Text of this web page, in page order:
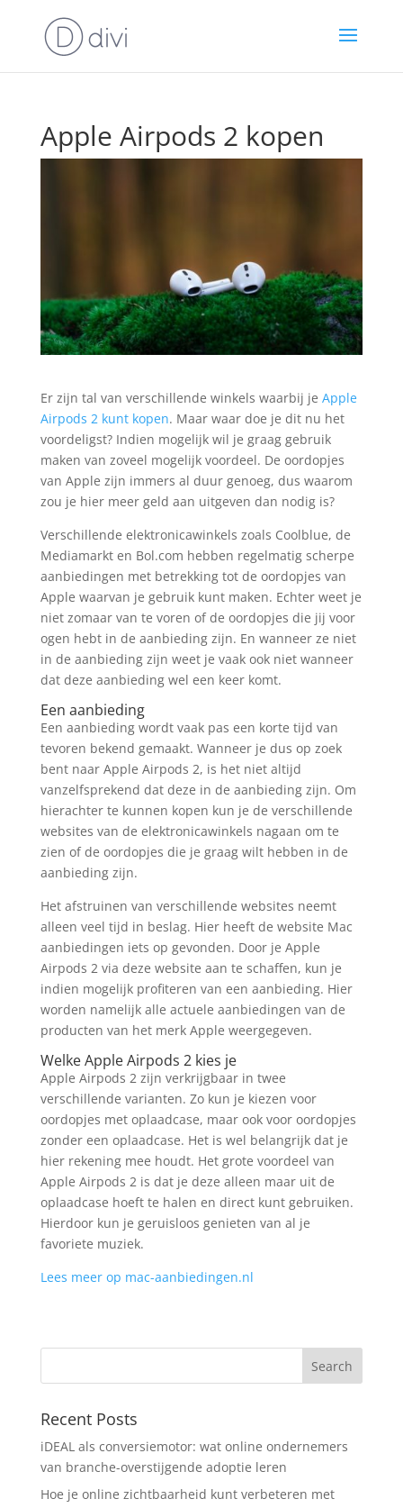
Apple Airpods 2 kopen
Er zijn tal van verschillende winkels waarbij je Apple
Airpods 2 kunt kopen. Maar waar doe je dit nu het
voordeligst? Indien mogelijk wil je graag gebruik
maken van zoveel mogelijk voordeel. De oordopjes
van Apple zijn immers al duur genoeg, dus waarom
zou je hier meer geld aan uitgeven dan nodig is?
Verschillende elektronicawinkels zoals Coolblue, de
Mediamarkt en Bol.com hebben regelmatig scherpe
aanbiedingen met betrekking tot de oordopjes van
Apple waarvan je gebruik kunt maken. Echter weet je
niet zomaar van te voren of de oordopjes die jij voor
ogen hebt in de aanbieding zijn. En wanneer ze niet
in de aanbieding zijn weet je vaak ook niet wanneer
dat deze aanbieding wel een keer komt.
Een aanbieding
Een aanbieding wordt vaak pas een korte tijd van
tevoren bekend gemaakt. Wanneer je dus op zoek
bent naar Apple Airpods 2, is het niet altijd
vanzelfsprekend dat deze in de aanbieding zijn. Om
hierachter te kunnen kopen kun je de verschillende
websites van de elektronicawinkels nagaan om te
zien of de oordopjes die je graag wilt hebben in de
aanbieding zijn.
Het afstruinen van verschillende websites neemt
alleen veel tijd in beslag. Hier heeft de website Mac
aanbiedingen iets op gevonden. Door je Apple
Airpods 2 via deze website aan te schaffen, kun je
indien mogelijk profiteren van een aanbieding. Hier
worden namelijk alle actuele aanbiedingen van de
producten van het merk Apple weergegeven.
Welke Apple Airpods 2 kies je
Apple Airpods 2 zijn verkrijgbaar in twee
verschillende varianten. Zo kun je kiezen voor
oordopjes met oplaadcase, maar ook voor oordopjes
zonder een oplaadcase. Het is wel belangrijk dat je
hier rekening mee houdt. Het grote voordeel van
Apple Airpods 2 is dat je deze alleen maar uit de
oplaadcase hoeft te halen en direct kunt gebruiken.
Hierdoor kun je geruisloos genieten van al je
favoriete muziek.
Lees meer op mac-aanbiedingen.nl
Recent Posts
iDEAL als conversiemotor: wat online ondernemers
van branche-overstijgende adoptie leren
Hoe je online zichtbaarheid kunt verbeteren met